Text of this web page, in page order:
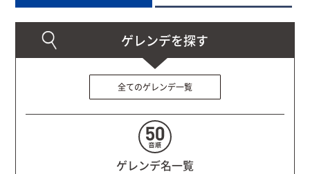
全てのゲレンデ一覧
ゲレンデ名一覧